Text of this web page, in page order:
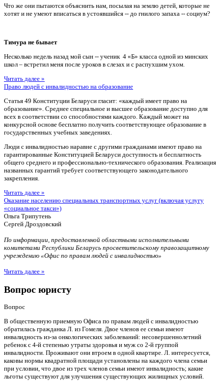
Что же они пытаются объяснить нам, посылая на землю детей, которые не
хотят и не умеют вписаться в устоявшийся -- до гнилого запаха -- социум?
Тимура не бывает
Несколько недель назад мой сын -- ученик 4 «Б» класса одной из минских
школ – встретил меня после уроков в слезах и с распухшим ухом.
Читать далее »
Право людей с инвалидностью на образование
Статья 49 Конституции Беларуси гласит: «каждый имеет право на
образование». Среднее специальное и высшее образование доступно для
всех в соответствии со способностями каждого. Каждый может на
конкурсной основе бесплатно получить соответствующее образование в
государственных учебных заведениях.
Люди с инвалидностью наравне с другими гражданами имеют право на
гарантированные Конституцией Беларуси доступность и бесплатность
общего среднего и профессионально-технического образования. Реализация
названных гарантий требует соответствующего законодательного
закрепления.
Читать далее »
Оказание населению специальных транспортных услуг (включая услугу
«социальное такси»)
Ольга Трипутень
Сергей Дроздовский
По информации, предоставленной областными исполнительными
комитетами Республики Беларусь просветительскому правозащитному
учреждению «Офис по правам людей с инвалидностью»
Читать далее »
Вопрос юристу
Вопрос
В общественную приемную Офиса по правам людей с инвалидностью
обратилась гражданка Л. из Гомеля. Двое членов ее семьи имеют
инвалидность из-за онкологических заболеваний: несовершеннолетний
ребенок с 4-й степенью утраты здоровья и муж со 2-й группой
инвалидности. Проживают они втроем в одной квартире. Л. интересуется,
каковы нормы квадратной площади установлены на каждого члена семьи
при условии, что двое из трех членов семьи имеют инвалидность; какие
льготы существуют для улучшения существующих жилищных условий.